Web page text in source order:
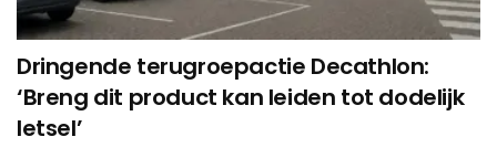
Dringende terugroepactie Decathlon:
‘Breng dit product kan leiden tot dodelijk
letsel’